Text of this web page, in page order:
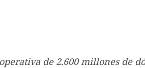
de 2.600 millones de